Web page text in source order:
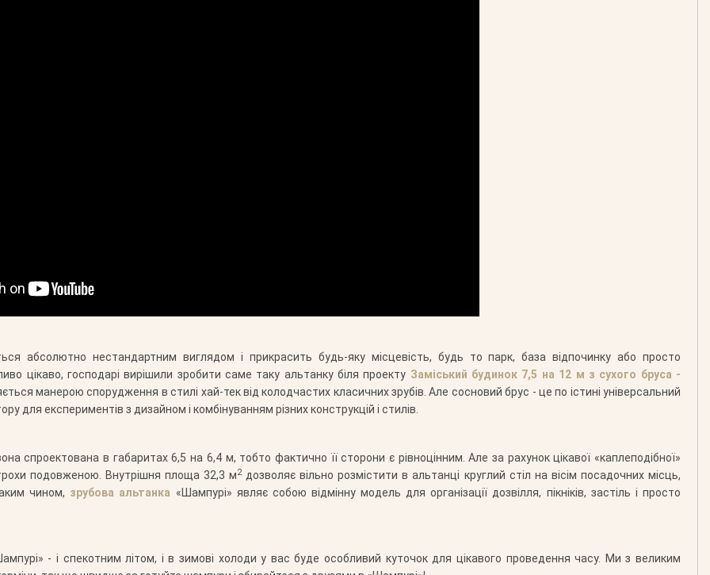
абсолютно нестандартним виглядом і прикрасить будь-яку місцевість, будь то парк, база відпочинку або просто
цікаво, господарі вирішили зробити саме таку альтанку біля проекту Заміський будинок 7,5 на 12 м з сухого бруса -
манерою спорудження в стилі хай-тек від колодчастих класичних зрубів. Але сосновий брус - це по істині універсальний
для експериментів з дизайном і комбінуванням різних конструкцій і стилів.
спроектована в габаритах 6,5 на 6,4 м, тобто фактично її сторони є рівноцінним. Але за рахунок цікавої «каплеподібної»
подовженою. Внутрішня площа 32,3 м2дозволяє вільно розмістити в альтанці круглий стіл на вісім посадочних місць,
чином, зрубова альтанка «Шампурі» являє собою відмінну модель для організації дозвілля, пікніків, застіль і просто
- і спекотним літом, і в зимові холоди у вас буде особливий куточок для цікавого проведення часу. Ми з великим